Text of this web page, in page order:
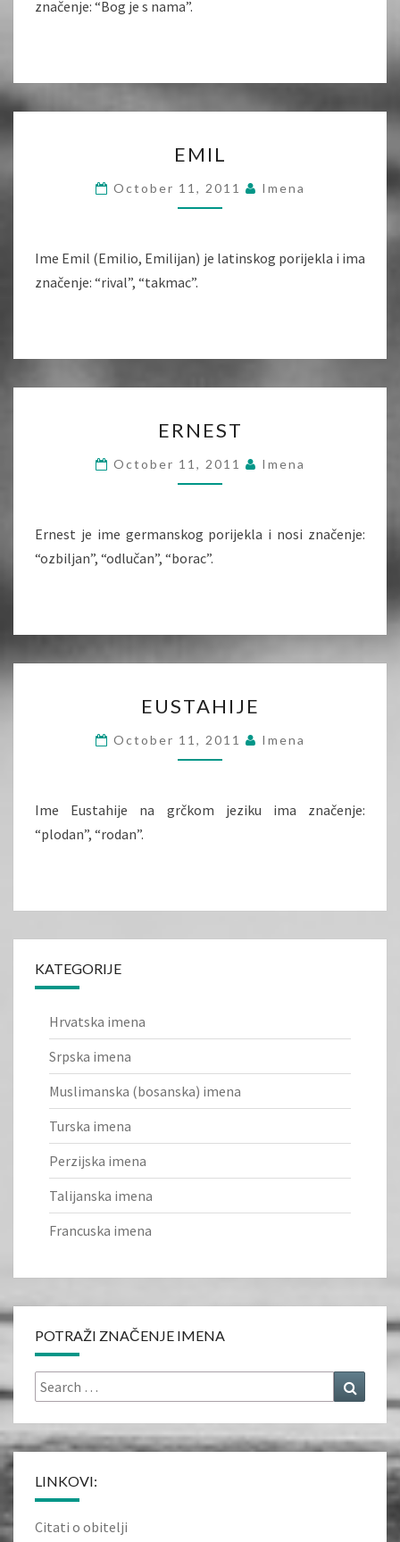
značenje: “Bog je s nama”.
EMIL
October 11, 2011 Imena
Ime Emil (Emilio, Emilijan) je latinskog porijekla i ima
značenje: “rival”, “takmac”.
ERNEST
October 11, 2011 Imena
Ernest je ime germanskog porijekla i nosi značenje:
“ozbiljan”, “odlučan”, “borac”.
EUSTAHIJE
October 11, 2011 Imena
Ime Eustahije na grčkom jeziku ima značenje:
“plodan”, “rodan”.
KATEGORIJE
Hrvatska imena
Srpska imena
Muslimanska (bosanska) imena
Turska imena
Perzijska imena
Talijanska imena
Francuska imena
POTRAŽI ZNAČENJE IMENA
Search
for:
LINKOVI:
Citati o obitelji